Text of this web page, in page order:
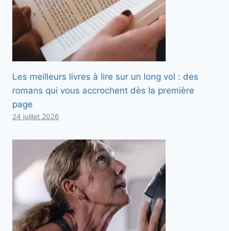
Les meilleurs livres à lire sur un long vol : des
romans qui vous accrochent dès la première
page
24 juillet 2026